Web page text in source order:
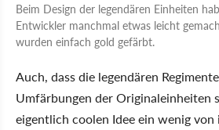
Beim Design der legendären Einheiten
Entwickler manchmal etwas leicht
wurden einfach gold gefärbt.
Auch, dass die legendären
Umfärbungen der Originaleinheiten
eigentlich coolen Idee ein wenig von